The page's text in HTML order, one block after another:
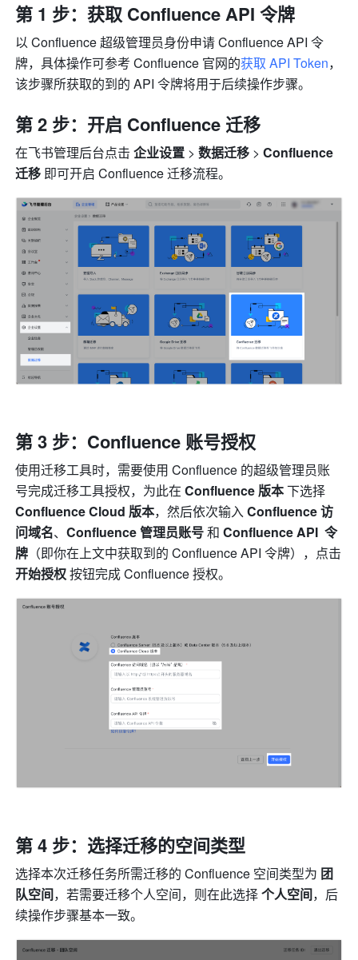
第 1 步：获取 Confluence API 令牌
以 Confluence 超级管理员身份申请 Confluence API 令
牌，具体操作可参考 Confluence 官网的获取 API Token，
该步骤所获取的到的 API 令牌将用于后续操作步骤。
第 2 步：开启 Confluence 迁移
在飞书管理后台点击 企业设置 > 数据迁移 > Confluence
迁移 即可开启 Confluence 迁移流程。
第 3 步：Confluence 账号授权
使用迁移工具时，需要使用 Confluence 的超级管理员账
号完成迁移工具授权，为此在 Confluence 版本
Confluence Cloud 版本，然后依次输入 Confluence 访
问域名、Confluence 管理员账号 和 Confluence API  令
牌
开始授权 按钮完成 Confluence 授权。
第 4 步：选择迁移的空间类型
选择本次迁移任务所需迁移的 Confluence 空间类型为 团
队空间，若需要迁移个人空间，则在此选择 个人空间，后
续操作步骤基本一致。